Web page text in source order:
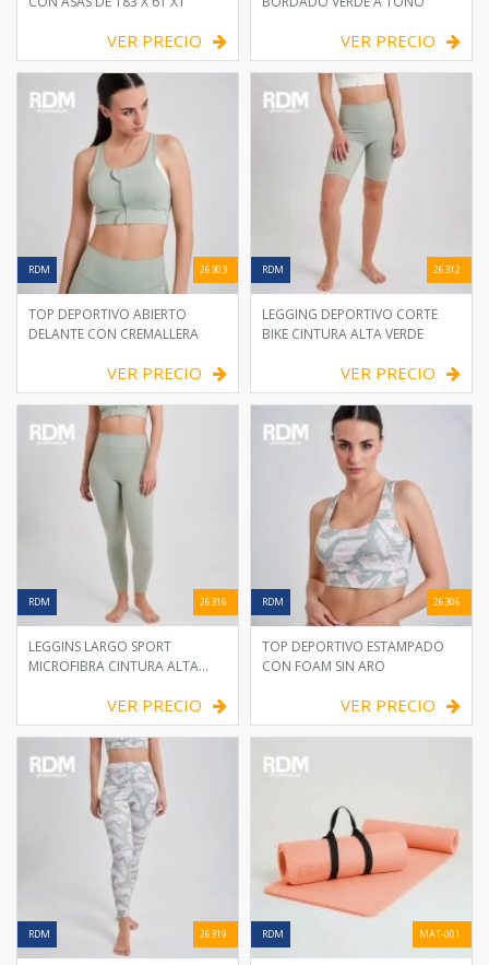
ESTERILLA DEPORTIVA VERDE
VER PRECIO
GORRA AJUSTABLE PARA MUJER
VER PRECIO
RDM 26303
TOP DEPORTIVO ABIERTO
VER PRECIO
RDM 26312
LEGGING DEPORTIVO CORTE
VER PRECIO
RDM 26316
LEGGINS LARGO SPORT
VER PRECIO
RDM 26306
TOP DEPORTIVO ESTAMPADO
VER PRECIO
RDM 26319 RDM MAT-001